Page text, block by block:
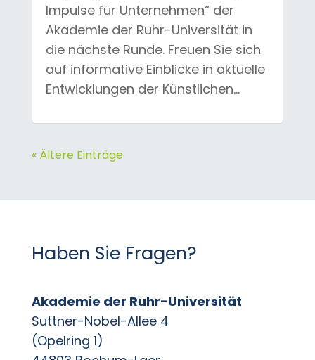
Impulse für Unternehmen“ der
Akademie der Ruhr-Universität in
die nächste Runde. Freuen Sie sich
auf informative Einblicke in aktuelle
Entwicklungen der Künstlichen...
« Ältere Einträge
Haben Sie Fragen?
Akademie der Ruhr-Universität
Suttner-Nobel-Allee 4
(Opelring 1)